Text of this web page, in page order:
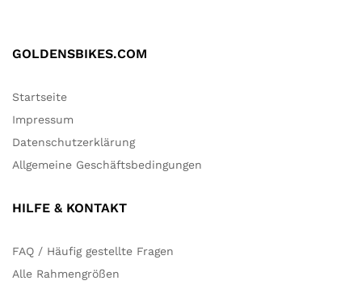
GOLDENSBIKES.COM
Startseite
Impressum
Datenschutzerklärung
Allgemeine Geschäftsbedingungen
HILFE & KONTAKT
FAQ / Häufig gestellte Fragen
Alle Rahmengrößen